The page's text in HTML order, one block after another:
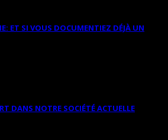
ET SI VOUS DOCUMENTIEZ DÉJÀ UN
DANS NOTRE SOCIÉTÉ ACTUELLE